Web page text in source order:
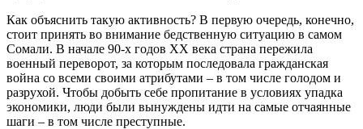
Как объяснить такую активность? В первую очередь, конечно,
стоит принять во внимание бедственную ситуацию в самом
Сомали. В начале 90-х годов XX века страна пережила
военный переворот, за которым последовала гражданская
война со всеми своими атрибутами – в том числе голодом и
разрухой. Чтобы добыть себе пропитание в условиях упадка
экономики, люди были вынуждены идти на самые отчаянные
шаги – в том числе преступные.